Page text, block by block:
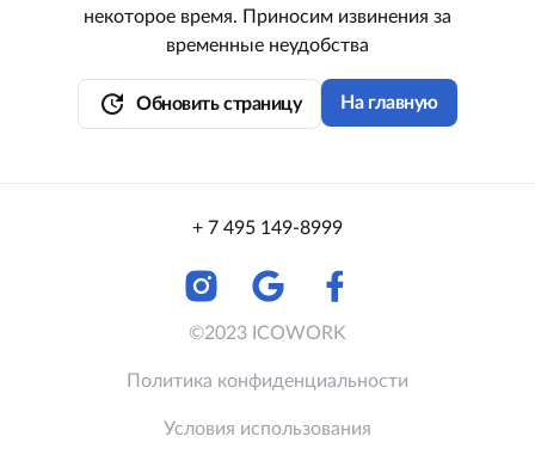
некоторое время. Приносим извинения за
временные неудобства
update Обновить страницу На главную
+ 7 495 149-8999
©2023 ICOWORK
Политика конфиденциальности
Условия использования